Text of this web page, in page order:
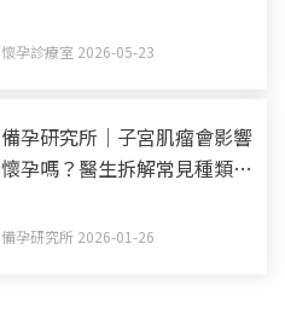
懷孕診療室 2026-05-23
備孕研究所｜子宮肌瘤會影響
懷孕嗎？醫生拆解常見種類
備孕研究所 2026-01-26